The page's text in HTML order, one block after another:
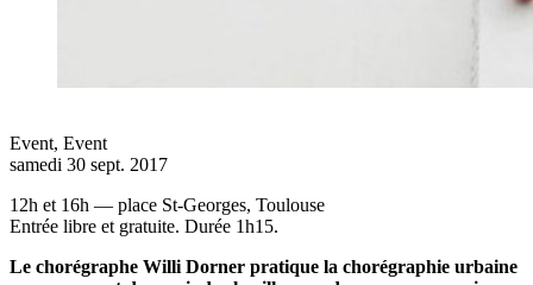
Event, Event
samedi 30 sept. 2017
12h et 16h — place St-Georges, Toulouse
Entrée libre et gratuite. Durée 1h15.
Le chorégraphe Willi Dorner pratique la chorégraphie urbaine